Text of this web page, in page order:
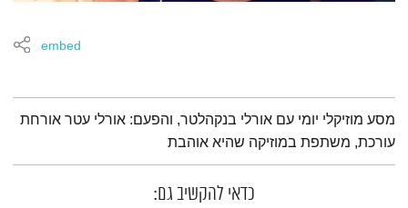
embed
תמצית הפודקאסט
מסע מוזיקלי יומי עם אורלי בנקהלטר, והפעם: אורלי עטר אורחת
עורכת, משתפת במוזיקה שהיא אוהבת
כדאי להקשיב גם: